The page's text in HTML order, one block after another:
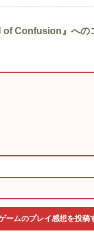
of Confusion』への